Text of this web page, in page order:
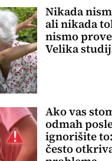
Nikada
ali nikada
nismo
Velika
Ako vas
odmah
ignorišite
često